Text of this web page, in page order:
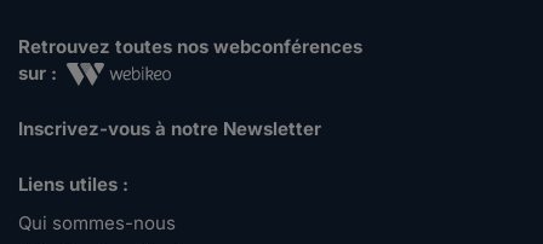
Retrouvez toutes nos webconférences
sur :
Inscrivez-vous à notre Newsletter
Liens utiles :
Qui sommes-nous